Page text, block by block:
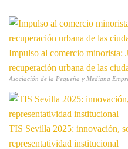
Impulso al comercio minorista:
recuperación urbana de las
Asociación de la Pequeña y Mediana
TIS Sevilla 2025: innovación,
representatividad institucional